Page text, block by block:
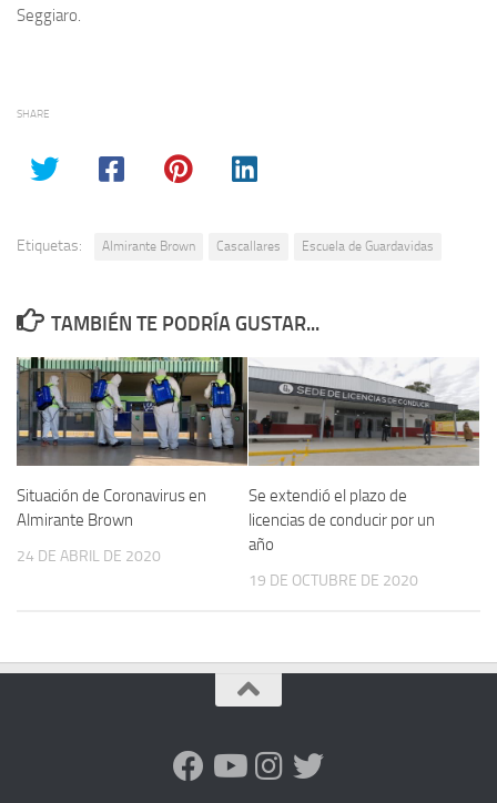
Seggiaro.
SHARE
Etiquetas: Almirante Brown Cascallares Escuela de Guardavidas
TAMBIÉN TE PODRÍA GUSTAR...
Situación de Coronavirus en
Almirante Brown
24 DE ABRIL DE 2020
Se extendió el plazo de
licencias de conducir por un
año
19 DE OCTUBRE DE 2020